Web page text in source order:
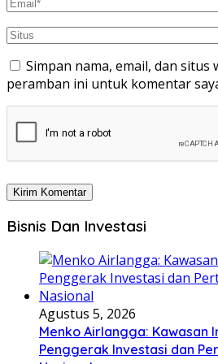
Simpan nama, email, dan situs
peramban ini untuk komentar
Bisnis Dan Investasi
Agustus 5, 2026
Menko Airlangga: Kawasan
Penggerak Investasi dan